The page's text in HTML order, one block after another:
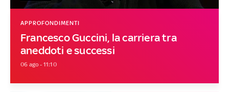
Francesco Guccini, la carriera tra
aneddoti e successi
APPROFONDIMENTI
06 ago - 11:10